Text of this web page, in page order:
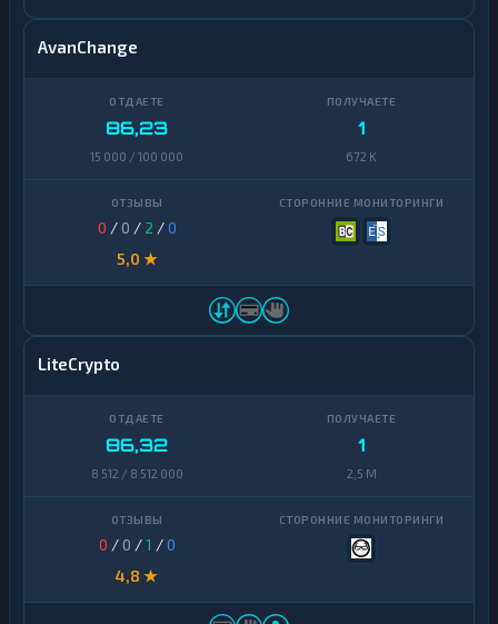
AvanChange
86,23
15 000 / 100 000
1
672 K
0 / 0 / 2 /0
5,0 ★
LiteCrypto
86,32
8 512 / 8 512 000
1
2,5 M
0 / 0 /1 /0
4,8 ★